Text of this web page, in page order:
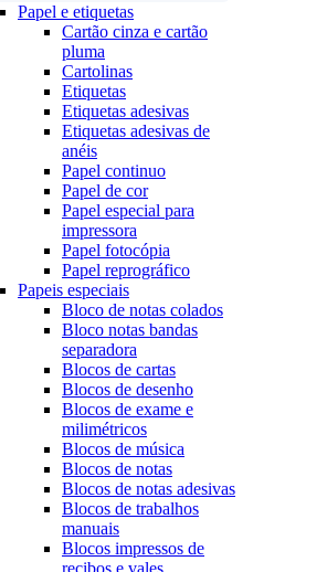
Papel e etiquetas
Cartão cinza e cartão
pluma
Cartolinas
Etiquetas
Etiquetas adesivas
Etiquetas adesivas de
anéis
Papel continuo
Papel de cor
Papel especial para
impressora
Papel fotocópia
Papel reprográfico
Papeis especiais
Bloco de notas colados
Bloco notas bandas
separadora
Blocos de cartas
Blocos de desenho
Blocos de exame e
milimétricos
Blocos de música
Blocos de notas
Blocos de notas adesivas
Blocos de trabalhos
manuais
Blocos impressos de
recibos e vales